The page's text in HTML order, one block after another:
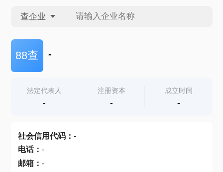
查企业
查企业
查产地
88查 -
法定代表人
-
注册资本
-
成立时间
-
社会信用代码： -
电话： -
邮箱： -